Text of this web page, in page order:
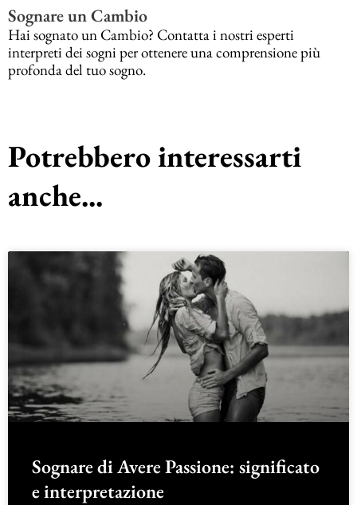
Sognare un Cambio
Hai sognato un Cambio? Contatta i nostri esperti
interpreti dei sogni per ottenere una comprensione più
profonda del tuo sogno.
Potrebbero interessarti
anche...
Sognare di Avere Passione: significato
e interpretazione